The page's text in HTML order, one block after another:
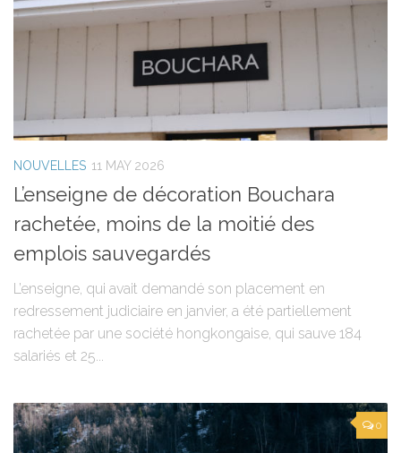
NOUVELLES 11 MAY 2026
L’enseigne de décoration Bouchara
rachetée, moins de la moitié des
emplois sauvegardés
L’enseigne, qui avait demandé son placement en
redressement judiciaire en janvier, a été partiellement
rachetée par une société hongkongaise, qui sauve 184
salariés et 25...
0